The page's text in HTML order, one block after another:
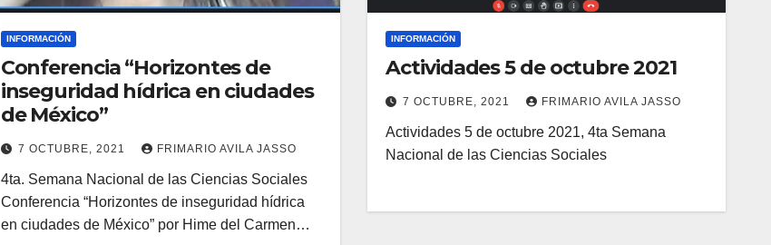
INFORMACIÓN
Conferencia “Horizontes de
inseguridad hídrica en ciudades
de México”
7 OCTUBRE, 2021 FRIMARIO AVILA JASSO
4ta. Semana Nacional de las Ciencias Sociales
Conferencia “Horizontes de inseguridad hídrica
en ciudades de México” por Hime del Carmen…
INFORMACIÓN
Actividades 5 de octubre 2021
7 OCTUBRE, 2021 FRIMARIO AVILA JASSO
Actividades 5 de octubre 2021, 4ta Semana
Nacional de las Ciencias Sociales